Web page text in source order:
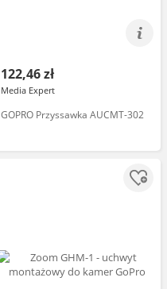
122,46 zł
Media Expert
GOPRO Przyssawka AUCMT-302